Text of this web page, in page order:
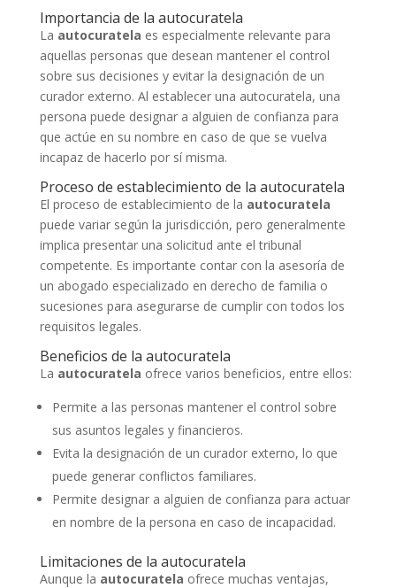
Importancia de la autocuratela
La autocuratela es especialmente relevante para
aquellas personas que desean mantener el control
sobre sus decisiones y evitar la designación de un
curador externo. Al establecer una autocuratela, una
persona puede designar a alguien de confianza para
que actúe en su nombre en caso de que se vuelva
incapaz de hacerlo por sí misma.
Proceso de establecimiento de la autocuratela
El proceso de establecimiento de la autocuratela
puede variar según la jurisdicción, pero generalmente
implica presentar una solicitud ante el tribunal
competente. Es importante contar con la asesoría de
un abogado especializado en derecho de familia o
sucesiones para asegurarse de cumplir con todos los
requisitos legales.
Beneficios de la autocuratela
La autocuratela ofrece varios beneficios, entre ellos:
Permite a las personas mantener el control sobre
sus asuntos legales y financieros.
Evita la designación de un curador externo, lo que
puede generar conflictos familiares.
Permite designar a alguien de confianza para actuar
en nombre de la persona en caso de incapacidad.
Limitaciones de la autocuratela
Aunque la autocuratela ofrece muchas ventajas,